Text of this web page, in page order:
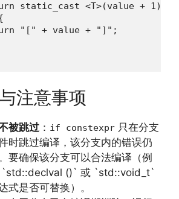
static_cast <T>(value + 1);
"[" + value + "]";
注意事项
被跳过 ： if constexpr 只在分支
时跳过编译，该分支内的错误仍
要确保该分支可以合法编译（例
`std::declval ()` 或 `std::void_t`
式是否可替换）。